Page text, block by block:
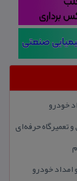
خودرو
تعمیرگاه حرفه‌ای